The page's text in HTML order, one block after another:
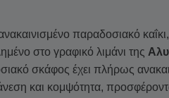
παραδοσιακό
στο γραφικό λιμάνι της
σκάφος έχει πλήρως
και κομψότητα,